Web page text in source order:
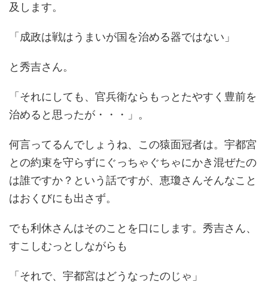
及します。
「成政は戦はうまいが国を治める器ではない」
と秀吉さん。
「それにしても、官兵衛ならもっとたやすく豊前を
治めると思ったが・・・」。
何言ってるんでしょうね、この猿面冠者は。宇都宮
との約束を守らずにぐっちゃぐちゃにかき混ぜたの
は誰ですか？という話ですが、恵瓊さんそんなこと
はおくびにも出さず。
でも利休さんはそのことを口にします。秀吉さん、
すこしむっとしながらも
「それで、宇都宮はどうなったのじゃ」